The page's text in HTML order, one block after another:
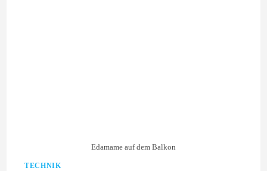
Edamame auf dem Balkon
TECHNIK